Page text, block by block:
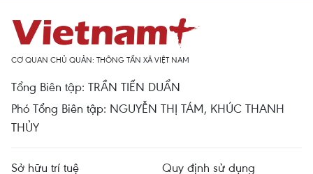
CƠ QUAN CHỦ QUẢN: THÔNG TẤN XÃ VIỆT NAM
Tổng Biên tập: TRẦN TIẾN DUẨN
Phó Tổng Biên tập: NGUYỄN THỊ TÁM, KHÚC THANH
THỦY
Sở hữu trí tuệ
Quy định sử dụng